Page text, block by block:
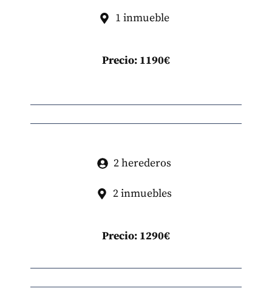
1 inmueble
Precio: 1190€
2 herederos
2 inmuebles
Precio: 1290€